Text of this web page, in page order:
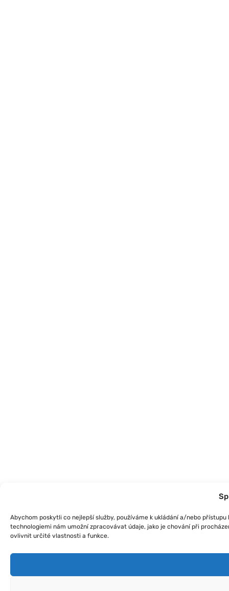
Abychom poskytli co nejlepší služby, používáme k ukládání a/nebo
technologiemi nám umožní zpracovávat údaje, jako je chování při
ovlivnit určité vlastnosti a funkce.